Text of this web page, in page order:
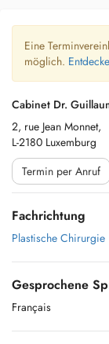
Eine
möglich.
Cabinet Dr.
2, rue Jean Monnet,
L-2180 Luxemburg
Termin per Anruf
Fachrichtung
Plastische Chirurgie
Gesprochene
Français